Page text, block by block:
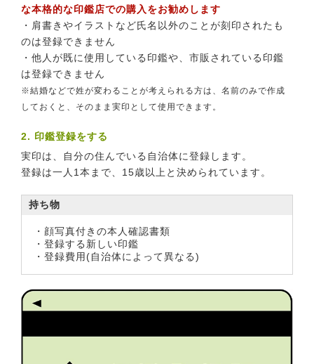
な本格的な印鑑店での購入をお勧めします
・肩書きやイラストなど氏名以外のことが刻印されたも
のは登録できません
・他人が既に使用している印鑑や、市販されている印鑑
は登録できません
※結婚などで姓が変わることが考えられる方は、名前のみで作成
しておくと、そのまま実印として使用できます。
2. 印鑑登録をする
実印は、自分の住んでいる自治体に登録します。
登録は一人1本まで、15歳以上と決められています。
持ち物
・顔写真付きの本人確認書類
・登録する新しい印鑑
・登録費用(自治体によって異なる)